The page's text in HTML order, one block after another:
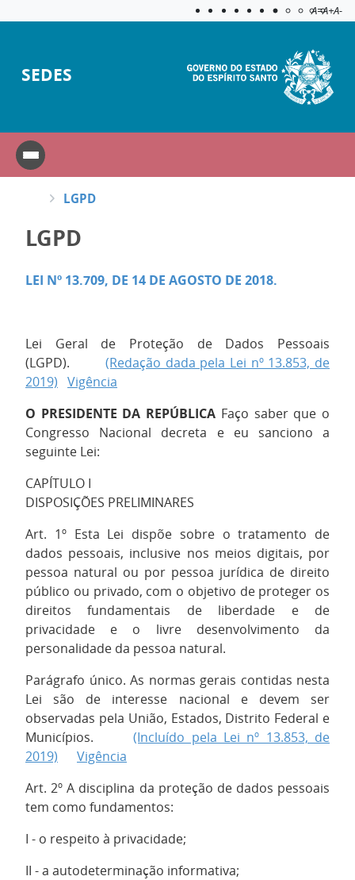
Aplicar
A=A+A-
SEDES
LGPD
LGPD
LEI Nº 13.709, DE 14 DE AGOSTO DE 2018.
Lei Geral de Proteção de Dados Pessoais
(LGPD).(Redação dada pela Lei nº 13.853, de
2019) Vigência
O PRESIDENTE DA REPÚBLICA Faço saber que o
Congresso Nacional decreta e eu sanciono a
seguinte Lei:
CAPÍTULO I
DISPOSIÇÕES PRELIMINARES
Art. 1º Esta Lei dispõe sobre o tratamento de
dados pessoais, inclusive nos meios digitais, por
pessoa natural ou por pessoa jurídica de direito
público ou privado, com o objetivo de proteger os
direitos fundamentais de liberdade e de
privacidade e o livre desenvolvimento da
personalidade da pessoa natural.
Parágrafo único. As normas gerais contidas nesta
Lei são de interesse nacional e devem ser
observadas pela União, Estados, Distrito Federal e
Municípios.(Incluído pela Lei nº 13.853, de
2019)
Vigência
Art. 2º A disciplina da proteção de dados pessoais
tem como fundamentos:
I - o respeito à privacidade;
II - a autodeterminação informativa;